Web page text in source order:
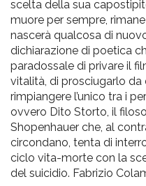
scelta della sua
muore per sempre,
nascerà qualcosa di
dichiarazione di poetica
paradossale di privare il
vitalità, di prosciugarlo da
rimpiangere l’unico tra i
ovvero Dito Storto, il
Shopenhauer che, al
circondano, tenta di
ciclo vita-morte con la
del suicidio. Fabrizio